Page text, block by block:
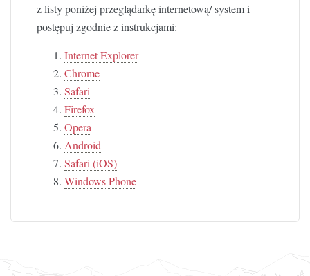
z listy poniżej przeglądarkę internetową/ system i
postępuj zgodnie z instrukcjami:
Internet Explorer
Chrome
Safari
Firefox
Opera
Android
Safari (iOS)
Windows Phone